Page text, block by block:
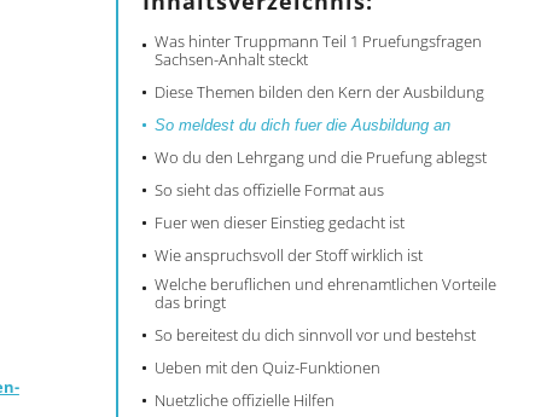
Was hinter Truppmann Teil 1 Pruefungsfragen
Sachsen-Anhalt steckt
Diese Themen bilden den Kern der Ausbildung
So meldest du dich fuer die Ausbildung an
Wo du den Lehrgang und die Pruefung ablegst
So sieht das offizielle Format aus
Fuer wen dieser Einstieg gedacht ist
Wie anspruchsvoll der Stoff wirklich ist
Welche beruflichen und ehrenamtlichen Vorteile
das bringt
So bereitest du dich sinnvoll vor und bestehst
Ueben mit den Quiz-Funktionen
Nuetzliche offizielle Hilfen